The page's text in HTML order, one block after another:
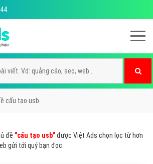
cấu tạo usb
đề "cấu tạo usb"được Việt Ads chọn lọc từ hơn
gửi tới quý bạn đọc.